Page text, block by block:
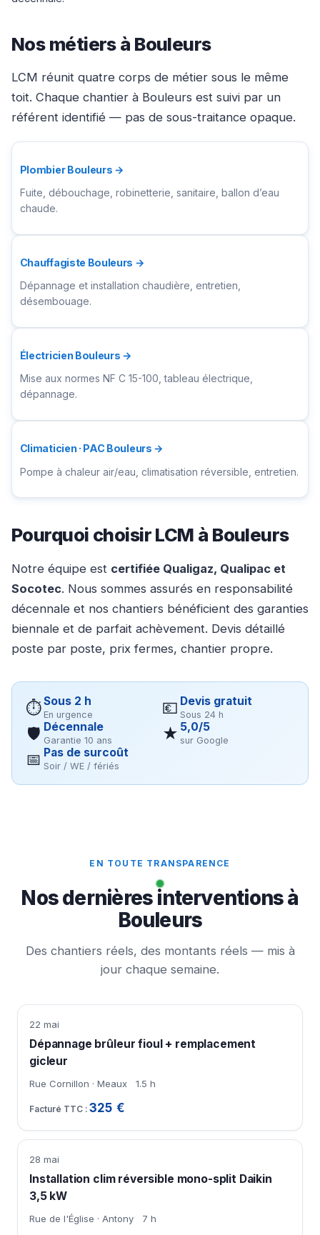
Nos métiers à Bouleurs
LCM réunit quatre corps de métier sous le même
toit. Chaque chantier à Bouleurs est suivi par un
référent identifié — pas de sous-traitance opaque.
Plombier Bouleurs →
Fuite, débouchage, robinetterie, sanitaire, ballon d’eau
chaude.
Chauffagiste Bouleurs →
Dépannage et installation chaudière, entretien,
désembouage.
Électricien Bouleurs →
Mise aux normes NF C 15-100, tableau électrique,
dépannage.
Climaticien · PAC Bouleurs →
Pompe à chaleur air/eau, climatisation réversible, entretien.
Pourquoi choisir LCM à Bouleurs
Notre équipe est certifiée Qualigaz, Qualipac et
Socotec. Nous sommes assurés en responsabilité
décennale et nos chantiers bénéficient des garanties
biennale et de parfait achèvement. Devis détaillé
poste par poste, prix fermes, chantier propre.
⏱Sous 2 h
En urgence 💶 Devis gratuit
Sous 24 h
🛡 Décennale
Garantie 10 ans ★ 5,0/5
sur Google
📅 Pas de surcoût
Soir / WE / fériés
EN TOUTE TRANSPARENCE
Nos dernières interventions à
Bouleurs
Des chantiers réels, des montants réels — mis à
jour chaque semaine.
22 mai
Dépannage brûleur fioul + remplacement
gicleur
Rue Cornillon · Meaux 1.5 h
325 €
28 mai
Installation clim réversible mono-split Daikin
3,5 kW
Rue de l'Église · Antony 7 h